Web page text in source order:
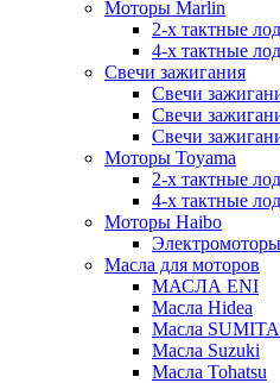
Моторы Marlin
2-х тактные
4-х тактные
Свечи зажигания
Свечи
Свечи
Свечи
Моторы Toyama
2-х тактные
4-х тактные
Моторы Haibo
Масла для моторов
МАСЛА ENI
Масла Hidea
Масла
Масла Suzuki
Масла Tohatsu